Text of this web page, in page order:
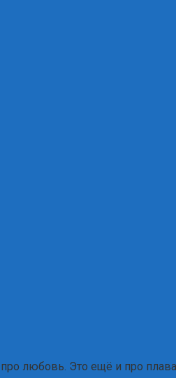
любовь. Это ещё и про